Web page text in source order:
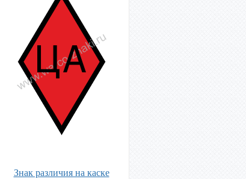
Знак различия на каске